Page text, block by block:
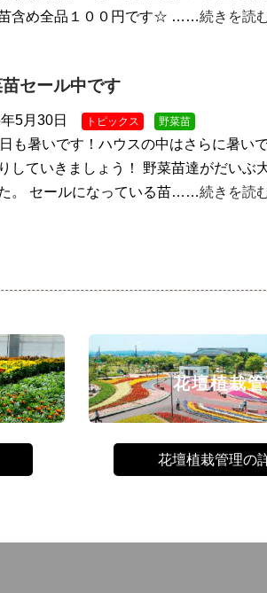
含め全品１００円です☆ ……続きを読
セール中です
5月30日 トピックス 野菜苗
も暑いです！ハウスの中はさらに暑い
していきましょう！ 野菜苗達がだいぶ
。 セールになっている苗……続きを読
花壇植栽
花壇植栽管理の